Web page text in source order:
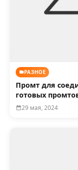
РАЗНОЕ
Промт для
готовых
29 мая, 2024